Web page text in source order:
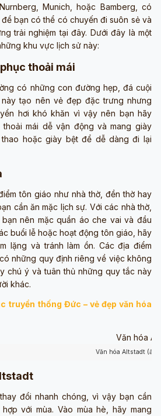
Munich, hoặc Bamberg, có
bạn có thể có chuyến đi suôn sẻ và
trải nghiệm tại đây. Dưới đây là một
khu vực lịch sử này:
thoải mái
có những con đường hẹp, đá cuội
tạo nên vẻ đẹp đặc trưng nhưng
hơi khó khăn vì vậy nên bạn hãy
mái dễ vận động và mang giày
hoặc giày bệt để dễ dàng đi lại
tôn giáo như nhà thờ, đền thờ hay
cần ăn mặc lịch sự. Với các nhà thờ,
nên mặc quần áo che vai và đầu
buổi lễ hoặc hoạt động tôn giáo, hãy
lặng và tránh làm ồn. Các địa điểm
những quy định riêng về việc không
chú ý và tuân thủ những quy tắc này
khác.
truyền thống Đức – vẻ đẹp văn hóa
Văn hóa Altstadt
đổi nhanh chóng, vì vậy bạn cần
với mùa. Vào mùa hè, hãy mang